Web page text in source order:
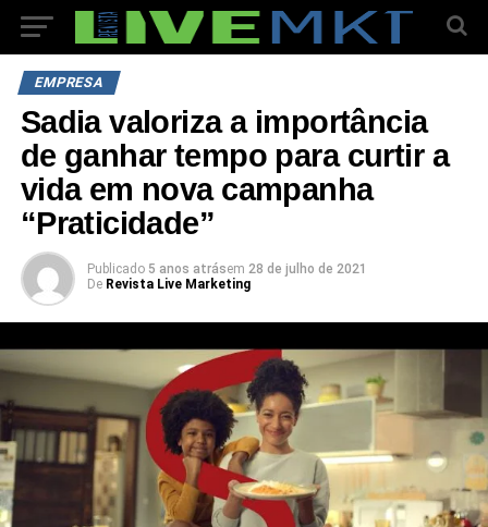
EMPRESA
Sadia valoriza a importância
de ganhar tempo para curtir a
vida em nova campanha
“Praticidade”
Publicado 5 anos atrásem 28 de julho de 2021
De Revista Live Marketing